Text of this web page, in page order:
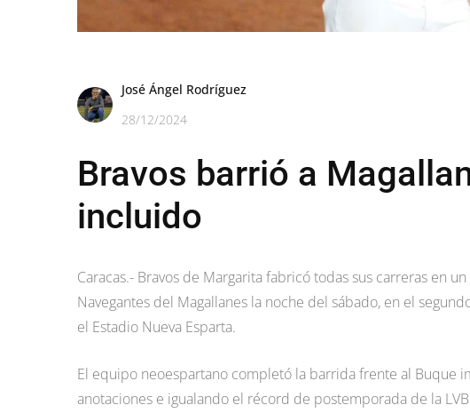
José Ángel Rodríguez
28/12/2024
Bravos barrió a
incluido
Caracas.- Bravos de Margarita fabricó todas sus carreras en
Navegantes del Magallanes la noche del sábado, en el
el Estadio Nueva Esparta.
El equipo neoespartano completó la barrida frente al Buque
anotaciones e igualando el récord de postemporada de la